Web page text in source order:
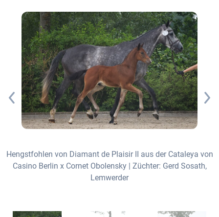
Hengstfohlen von Diamant de Plaisir II aus der Cataleya von
Casino Berlin x Cornet Obolensky | Züchter: Gerd Sosath,
Lemwerder